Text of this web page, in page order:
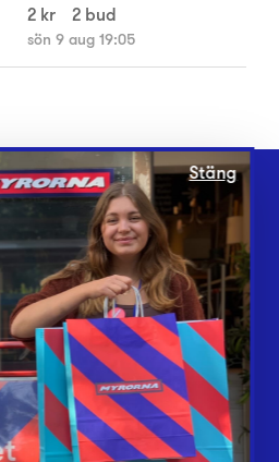
2 kr
2 bud
sön 9 aug 19:05
Stäng